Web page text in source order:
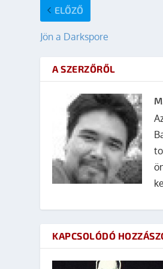
ELŐZŐ
Jön a Darkspore
A SZERZŐRŐL
KAPCSOLÓDÓ